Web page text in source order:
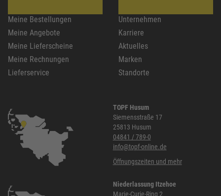
Meine Bestellungen
Meine Angebote
Meine Lieferscheine
Meine Rechnungen
Lieferservice
Unternehmen
Karriere
Aktuelles
Marken
Standorte
TOPF Husum
Siemensstraße 17
25813 Husum
04841 / 789-0
info@topf-online.de
Öffnungszeiten und mehr
Niederlassung Itzehoe
Marie-Curie-Ring 2